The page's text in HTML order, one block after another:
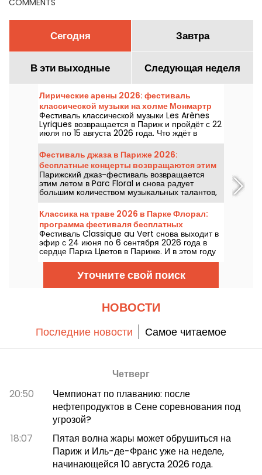
Сегодня Завтра
В эти выходные Следующая неделя
Лирические арены 2026: фестиваль
классической музыки на холме Монмартр
Фестиваль классической музыки Les Arènes
Lyriques возвращается в Париж и пройдёт с 22
июля по 15 августа 2026 года. Что ждёт в
программе? Не менее 16 концертов, которые
пройдут в Аренах Монмартра — идиллическое
место для прослушивания великих шедевров.
Фестиваль джаза в Париже 2026:
бесплатные концерты возвращаются этим
летом в Parc Floral — программа.
Парижский джаз-фестиваль возвращается
этим летом в Parc Floral и снова радует
большим количеством музыкальных талантов,
которые стоит увидеть и послушать на фоне
идиллической природы. Ниже — программа
бесплатных концертов на период с 24 июня по
6 сентября 2026 года!
Классика на траве 2026 в Парке Флорал:
программа фестиваля бесплатных
концертов
Фестиваль Classique au Vert снова выходит в
эфир с 24 июня по 6 сентября 2026 года в
сердце Парка Цветов в Париже. И в этом году
Classique au Vert приглашает меломанов и
новичков найти подходящий темп и
насладиться прекрасной погодой в компании
признанных и восходящих артистов.
Уточните свой поиск
НОВОСТИ
Последние новости Самое читаемое
Четверг
20:50
Чемпионат по плаванию: после
нефтепродуктов в Сене соревнования под
угрозой?
18:07
Пятая волна жары может обрушиться на
Париж и Иль-де-Франс уже на неделе,
начинающейся 10 августа 2026 года.